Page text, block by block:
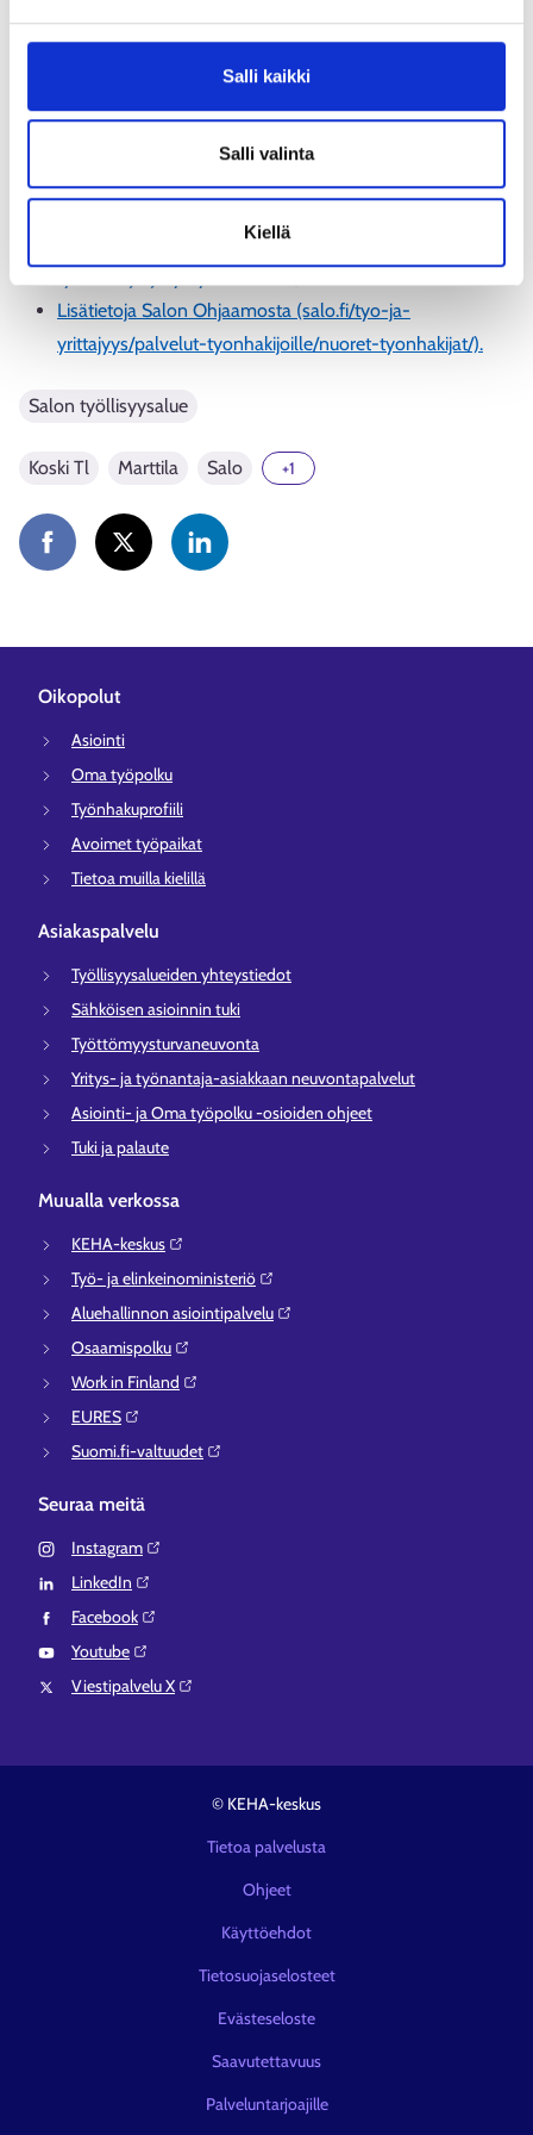
Salli kaikki
Salli valinta
Kiellä
Aiheesta muualla
Lisätietoja Salon työllisyysalueen henkilöasiakkaiden
palveluista (salo.fi/tyo-ja-yrittajyys/palvelut-
asiakkaiden palveluista (salo.fi/tyo-ja-yrittajyys/palvelut-
Lisätietoja Salon Ohjaamosta (salo.fi/tyo-ja-
yrittajyys/palvelut-tyonhakijoille/nuoret-tyonhakijat/).
Salon työllisyysalue
Koski Tl Marttila Salo +1
Oikopolut
Asiointi
Oma työpolku
Työnhakuprofiili
Avoimet työpaikat
Tietoa muilla kielillä
Asiakaspalvelu
Työllisyysalueiden yhteystiedot
Sähköisen asioinnin tuki
Työttömyysturvaneuvonta
Yritys- ja työnantaja-asiakkaan neuvontapalvelut
Asiointi- ja Oma työpolku -osioiden ohjeet
Tuki ja palaute
Muualla verkossa
KEHA-keskus⁠
Työ- ja elinkeinoministeriö⁠
Aluehallinnon asiointipalvelu⁠
Osaamispolku⁠
Work in Finland⁠
EURES⁠
Suomi.fi-valtuudet⁠
Seuraa meitä
Instagram⁠
LinkedIn⁠
Facebook⁠
Youtube⁠
Viestipalvelu X⁠
© KEHA-keskus
Tietoa palvelusta
Ohjeet
Käyttöehdot
Tietosuojaselosteet
Evästeseloste
Saavutettavuus
Palveluntarjoajille